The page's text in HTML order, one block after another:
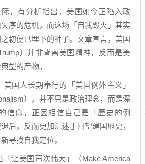
，有分析指出，美国如今正陷入政
序的危机，而这场「自我毁灭」其实
初便已埋下的种子。文章直言，美国
）并非背离美国精神，反而是美
型的产物。
美国人长期奉行的「美国例外主义」
），并不只是政治理念，而是深
信仰。正因相信自己是「歷史的例
后，反而更加沉迷于回望建国歷史，
寻找自我定位。
让美国再次伟大」（Make America